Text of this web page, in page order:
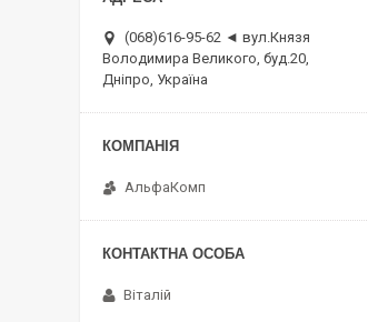
(068)616-95-62 ◄ вул.Князя
Володимира Великого, буд.20,
Дніпро, Україна
АльфаКомп
Віталій